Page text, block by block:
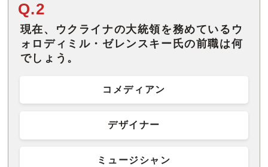
Q.2
現在、ウクライナの大統領を務めているウ
ォロディミル・ゼレンスキー氏の前職は何
でしょう。
コメディアン
デザイナー
ミュージシャン